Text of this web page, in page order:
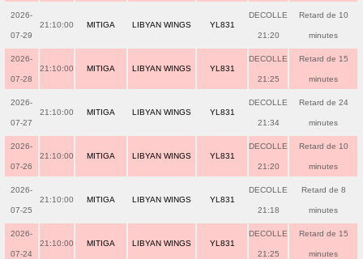
2026-
07-29
21:10:00 MITIGA LIBYAN WINGS YL831
DECOLLE
21:20
Retard de 10
minutes
2026-
07-28
21:10:00 MITIGA LIBYAN WINGS YL831
DECOLLE
21:25
Retard de 15
minutes
2026-
07-27
21:10:00 MITIGA LIBYAN WINGS YL831
DECOLLE
21:34
Retard de 24
minutes
2026-
07-26
21:10:00 MITIGA LIBYAN WINGS YL831
DECOLLE
21:20
Retard de 10
minutes
2026-
07-25
21:10:00 MITIGA LIBYAN WINGS YL831
DECOLLE
21:18
Retard de 8
minutes
2026-
07-24
21:10:00 MITIGA LIBYAN WINGS YL831
DECOLLE
21:25
Retard de 15
minutes